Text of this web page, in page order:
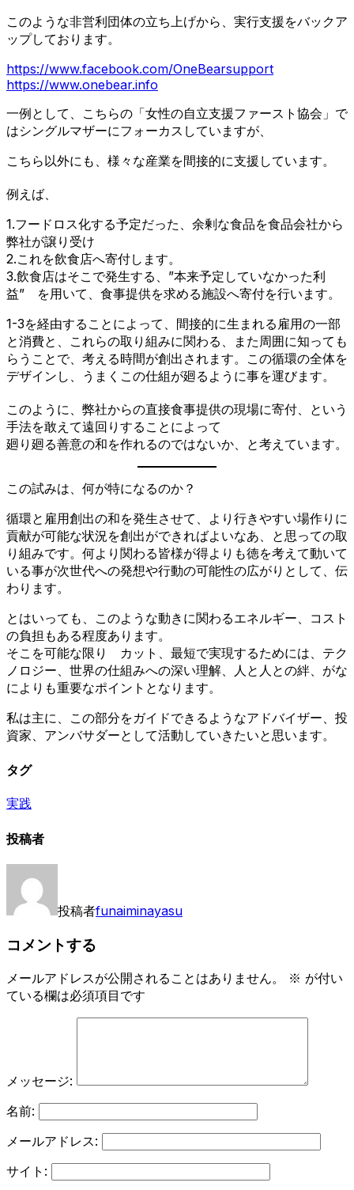
このような非営利団体の立ち上げから、実行支援をバックア
ップしております。
https://www.facebook.com/OneBearsupport
https://www.onebear.info
一例として、こちらの「女性の自立支援ファースト協会」で
はシングルマザーにフォーカスしていますが、
こちら以外にも、様々な産業を間接的に支援しています。
例えば、
1.フードロス化する予定だった、余剰な食品を食品会社から
弊社が譲り受け
2.これを飲食店へ寄付します。
3.飲食店はそこで発生する、”本来予定していなかった利
益” を用いて、食事提供を求める施設へ寄付を行います。
1-3を経由することによって、間接的に生まれる雇用の一部
と消費と、これらの取り組みに関わる、また周囲に知っても
らうことで、考える時間が創出されます。この循環の全体を
デザインし、うまくこの仕組が廻るように事を運びます。
このように、弊社からの直接食事提供の現場に寄付、という
手法を敢えて遠回りすることによって
廻り廻る善意の和を作れるのではないか、と考えています。
この試みは、何が特になるのか？
循環と雇用創出の和を発生させて、より行きやすい場作りに
貢献が可能な状況を創出ができればよいなあ、と思っての取
り組みです。何より関わる皆様が得よりも徳を考えて動いて
いる事が次世代への発想や行動の可能性の広がりとして、伝
わります。
とはいっても、このような動きに関わるエネルギー、コスト
の負担もある程度あります。
そこを可能な限り カット、最短で実現するためには、テク
ノロジー、世界の仕組みへの深い理解、人と人との絆、がな
によりも重要なポイントとなります。
私は主に、この部分をガイドできるようなアドバイザー、投
資家、アンバサダーとして活動していきたいと思います。
タグ
実践
投稿者
投稿者funaiminayasu
コメントする
メールアドレスが公開されることはありません。 ※ が付い
ている欄は必須項目です
メッセージ:
名前:
メールアドレス:
サイト: